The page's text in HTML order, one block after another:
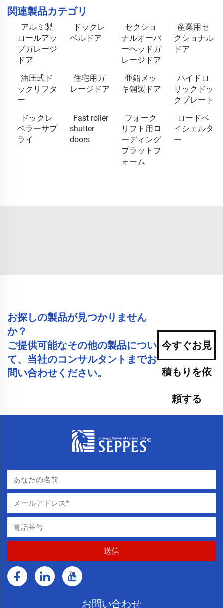
関連製品カテゴリ
アルミ製
ロールアッ
プガレージ
ドア
ドックレ
ベルドア
セクショ
ナルオーバ
ーヘッドガ
レージドア
産業用セ
クショナル
ドア
油圧式ド
ックリフタ
ー
住宅用ガ
レージドア
亜鉛メッ
キ鋼製ドア
ハイドロ
リックドッ
クプレート
ドックレ
ベラーサプ
ライ
Fast roller
shutter
doors
フォーク
リフト用ロ
ーディング
プラットフ
ォーム
ロードベ
イシェルタ
ー
お探しの製品が見つかりません
か？
ご提供可能なその他の製品につい
て、当社のコンサルタントまでお
問い合わせください。
今すぐお見
積もりを依
頼する
お問い合わせ